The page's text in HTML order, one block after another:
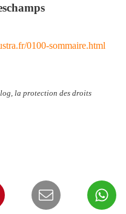
0100-sommaire.html
la protection des droits